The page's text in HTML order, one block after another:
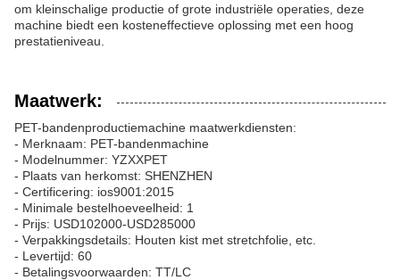
om kleinschalige productie of grote industriële operaties, deze
machine biedt een kosteneffectieve oplossing met een hoog
prestatieniveau.
Maatwerk:
PET-bandenproductiemachine maatwerkdiensten:
- Merknaam: PET-bandenmachine
- Modelnummer: YZXXPET
- Plaats van herkomst: SHENZHEN
- Certificering: ios9001:2015
- Minimale bestelhoeveelheid: 1
- Prijs: USD102000-USD285000
- Verpakkingsdetails: Houten kist met stretchfolie, etc.
- Levertijd: 60
- Betalingsvoorwaarden: TT/LC